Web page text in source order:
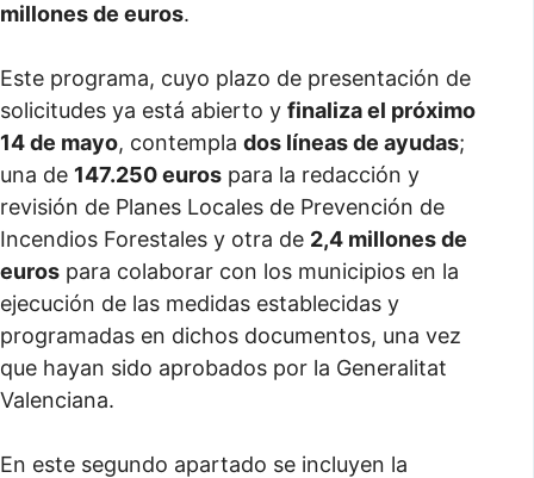
millones de euros.
Este programa, cuyo plazo de presentación de
solicitudes ya está abierto y finaliza el próximo
14 de mayo, contempla dos líneas de ayudas;
una de 147.250 euros para la redacción y
revisión de Planes Locales de Prevención de
Incendios Forestales y otra de 2,4 millones de
euros para colaborar con los municipios en la
ejecución de las medidas establecidas y
programadas en dichos documentos, una vez
que hayan sido aprobados por la Generalitat
Valenciana.
En este segundo apartado se incluyen la